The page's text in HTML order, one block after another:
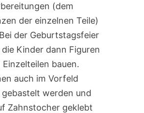
(dem
der einzelnen Teile)
der Geburtstagsfeier
Kinder dann Figuren
Einzelteilen bauen.
auch im Vorfeld
gebastelt werden und
Zahnstocher geklebt